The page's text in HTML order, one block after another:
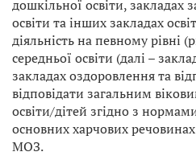
дошкільної освіти, закладах
освіти та інших закладах
діяльність на певному рівні
середньої освіти (далі –
закладах оздоровлення та
відповідати загальним
освіти/дітей згідно з
основних харчових
МОЗ.